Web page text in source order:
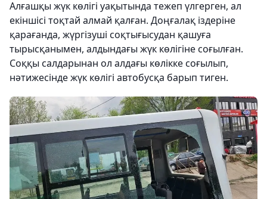
Алғашқы жүк көлігі уақытында тежеп үлгерген, ал
екіншісі тоқтай алмай қалған. Доңғалақ іздеріне
қарағанда, жүргізуші соқтығысудан қашуға
тырысқанымен, алдындағы жүк көлігіне соғылған.
Соққы салдарынан ол алдағы көлікке соғылып,
нәтижесінде жүк көлігі автобусқа барып тиген.